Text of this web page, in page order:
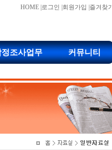
HOME 로그인 회원가입 즐겨찾기
정조사업무 커뮤니티